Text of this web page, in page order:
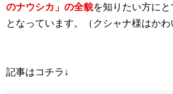
のナウシカ」の全貌を知りたい方に
となっています。（クシャナ様はかわ
記事はコチラ↓